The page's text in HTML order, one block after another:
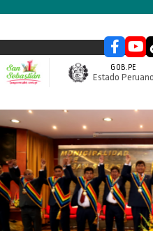
GOB.PE
Estado Peruano